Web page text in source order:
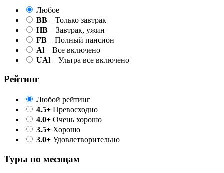
Любое
BB – Только завтрак
HB – Завтрак, ужин
FB – Полный пансион
Al – Все включено
UAl – Ультра все включено
Рейтинг
Любой рейтинг
4.5+ Превосходно
4.0+ Очень хорошо
3.5+ Хорошо
3.0+ Удовлетворительно
Туры по месяцам